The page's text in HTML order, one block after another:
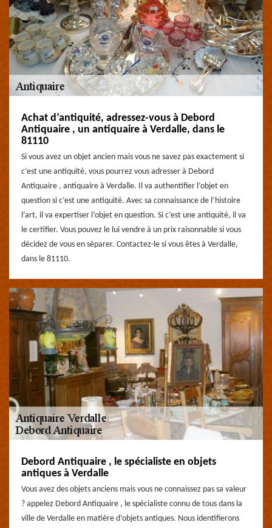
Achat d’antiquité, adressez-vous à Debord
Antiquaire , un antiquaire à Verdalle, dans le
81110
Si vous avez un objet ancien mais vous ne savez pas exactement si
c’est une antiquité, vous pourrez vous adresser à Debord
Antiquaire , antiquaire à Verdalle. Il va authentifier l’objet en
question si c’est une antiquité. Avec sa connaissance de l’histoire
l’art, il va expertiser l’objet en question. Si c’est une antiquité, il va
le certifier. Vous pouvez le lui vendre à un prix raisonnable si vous
décidez de vous en séparer. Contactez-le si vous êtes à Verdalle,
dans le 81110.
Debord Antiquaire , le spécialiste en objets
antiques à Verdalle
Vous avez des objets anciens mais vous ne connaissez pas sa valeur
? appelez Debord Antiquaire , le spécialiste connu de tous dans la
ville de Verdalle en matière d’objets antiques. Nous identifierons